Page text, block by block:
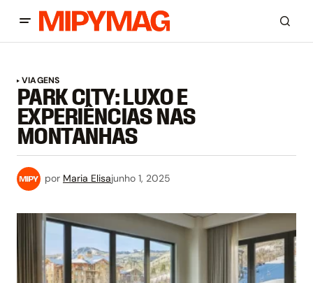
VIAGENS
PARK CITY: LUXO E
EXPERIÊNCIAS NAS
MONTANHAS
por Maria Elisajunho 1, 2025